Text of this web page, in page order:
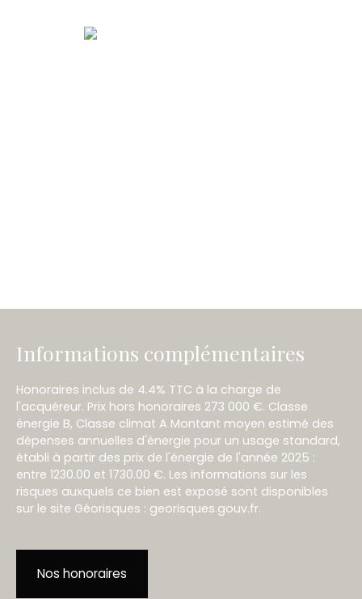
Informations complémentaires
Honoraires inclus de 4.4% TTC à la charge de
l'acquéreur. Prix hors honoraires 273 000 €. Classe
énergie B, Classe climat A Montant moyen estimé des
dépenses annuelles d'énergie pour un usage standard,
établi à partir des prix de l'énergie de l'année 2025 :
entre 1230.00 et 1730.00 €. Les informations sur les
risques auxquels ce bien est exposé sont disponibles
sur le site Géorisques : georisques.gouv.fr.
Nos honoraires